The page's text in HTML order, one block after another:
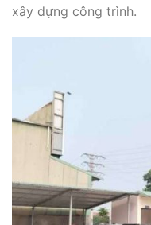
xây dựng công trình.